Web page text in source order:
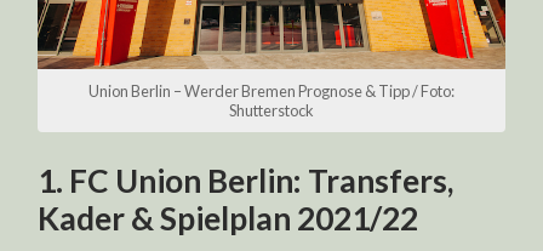
Union Berlin – Werder Bremen Prognose & Tipp / Foto:
Shutterstock
1. FC Union Berlin: Transfers,
Kader & Spielplan 2021/22